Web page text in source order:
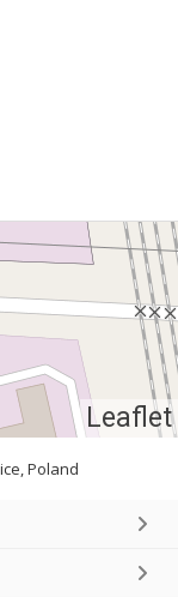
Leaflet
Poland